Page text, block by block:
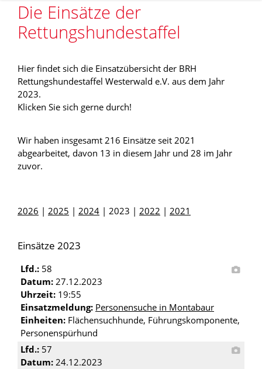
Die Einsätze der
Rettungshundestaffel
Hier findet sich die Einsatzübersicht der BRH
Rettungshundestaffel Westerwald e.V. aus dem Jahr
2023.
Klicken Sie sich gerne durch!
Wir haben insgesamt 216 Einsätze seit 2021
abgearbeitet, davon 13 in diesem Jahr und 28 im Jahr
zuvor.
2026 | 2025 | 2024 | 2023 | 2022 | 2021
Einsätze 2023
Lfd.: 58
Datum: 27.12.2023
Uhrzeit: 19:55
Einsatzmeldung: Personensuche in Montabaur
Einheiten: Flächensuchhunde, Führungskomponente,
Personenspürhund
Lfd.: 57
Datum: 24.12.2023